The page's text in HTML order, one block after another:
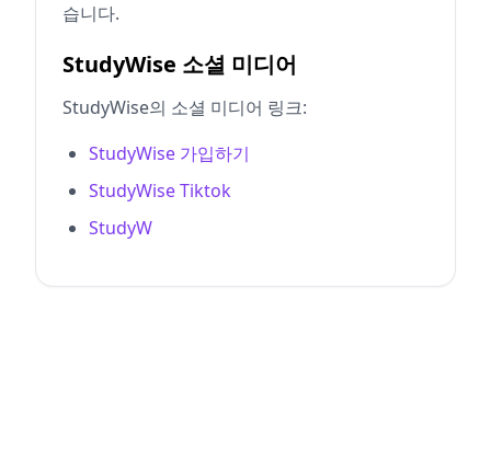
습니다.
StudyWise 소셜 미디어
StudyWise의 소셜 미디어 링크:
StudyWise 가입하기
StudyWise Tiktok
StudyW